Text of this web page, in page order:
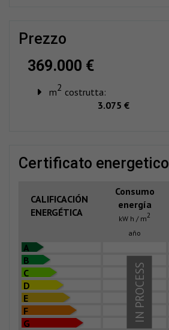
prezzo
369.000 €
m2 costrutta:
3.075 €
certificato energetico
CALIFICACIÓN
ENERGÉTICA
Consumo
energía
kW h / m2
año
A
B
C
D
E
F
G
IN PROCESS